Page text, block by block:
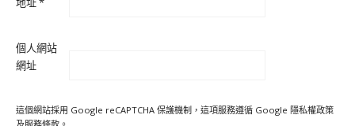
個人網站
網址
這個網站採用 Google reCAPTCHA 保護機制，這項服務遵循 Google 隱私權政策